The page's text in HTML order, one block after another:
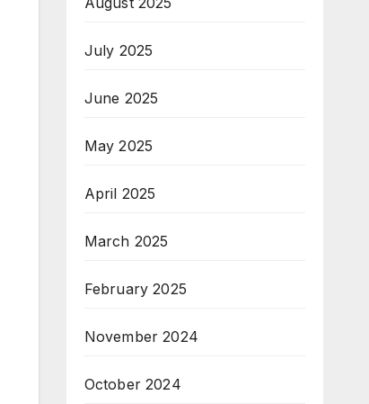
July 2025
June 2025
May 2025
April 2025
March 2025
February 2025
November 2024
October 2024